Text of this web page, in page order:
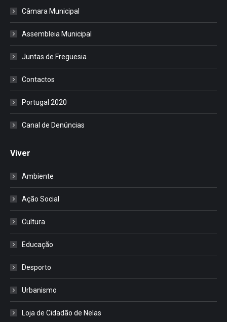
Câmara Municipal
Assembleia Municipal
Juntas de Freguesia
Contactos
Portugal 2020
Canal de Denúncias
Viver
Ambiente
Ação Social
Cultura
Educação
Desporto
Urbanismo
Loja de Cidadão de Nelas